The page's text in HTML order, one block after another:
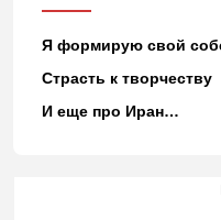
Я формирую свой
Страсть к творчеству
И еще про Иран…